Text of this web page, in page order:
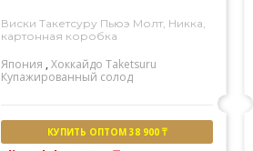
Виски Такетсуру Пьюэ Молт, Никка,
картонная коробка
Япония ,Хоккайдо Taketsuru
Купажированный солод
КУПИТЬ ОПТОМ 38 900 ₸